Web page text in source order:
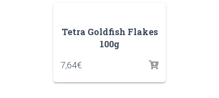
Tetra Goldfish Flakes
100g
7,64€